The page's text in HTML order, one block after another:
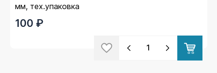
мм, тех.упаковка
100 ₽